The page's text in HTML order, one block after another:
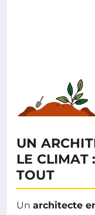
UN
LE CLIMAT
TOUT
Un architecte